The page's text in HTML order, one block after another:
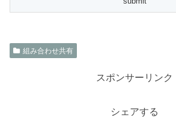
組み合わせ共有
スポンサーリンク
シェアする